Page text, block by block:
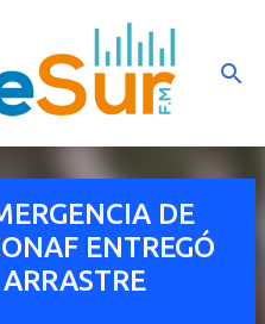
principal
DE
ENTREGÓ